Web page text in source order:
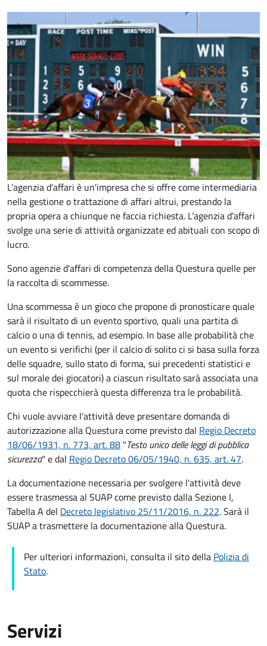
L’agenzia d'affari è un'impresa che si offre come intermediaria
nella gestione o trattazione di affari altrui, prestando la
propria opera a chiunque ne faccia richiesta. L’agenzia d’affari
svolge una serie di attività organizzate ed abituali con scopo di
lucro.
Sono agenzie d'affari di competenza della Questura quelle per
la raccolta di scommesse.
Una scommessa è un gioco che propone di pronosticare quale
sarà il risultato di un evento sportivo, quali una partita di
calcio o una di tennis, ad esempio. In base alle probabilità che
un evento si verifichi (per il calcio di solito ci si basa sulla forza
delle squadre, sullo stato di forma, sui precedenti statistici e
sul morale dei giocatori) a ciascun risultato sarà associata una
quota che rispecchierà questa differenza tra le probabilità.
Chi vuole avviare l'attivitàdeve presentare domanda di
autorizzazionealla Questura come previsto dal Regio Decreto
18/06/1931, n. 773, art. 88 "Testo unico delle leggi di pubblica
sicurezza" e dal Regio Decreto 06/05/1940, n. 635, art. 47.
La documentazione necessaria per svolgere l'attività deve
essere trasmessa al SUAP come previsto dalla Sezione I,
Tabella A del Decreto legislativo 25/11/2016, n. 222. Sarà il
SUAP a trasmettere la documentazione alla Questura.
Per ulteriori informazioni, consulta il sito della Polizia di
Stato.
Servizi